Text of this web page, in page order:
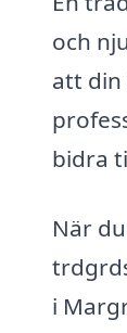
och
att din
bidra
När
i